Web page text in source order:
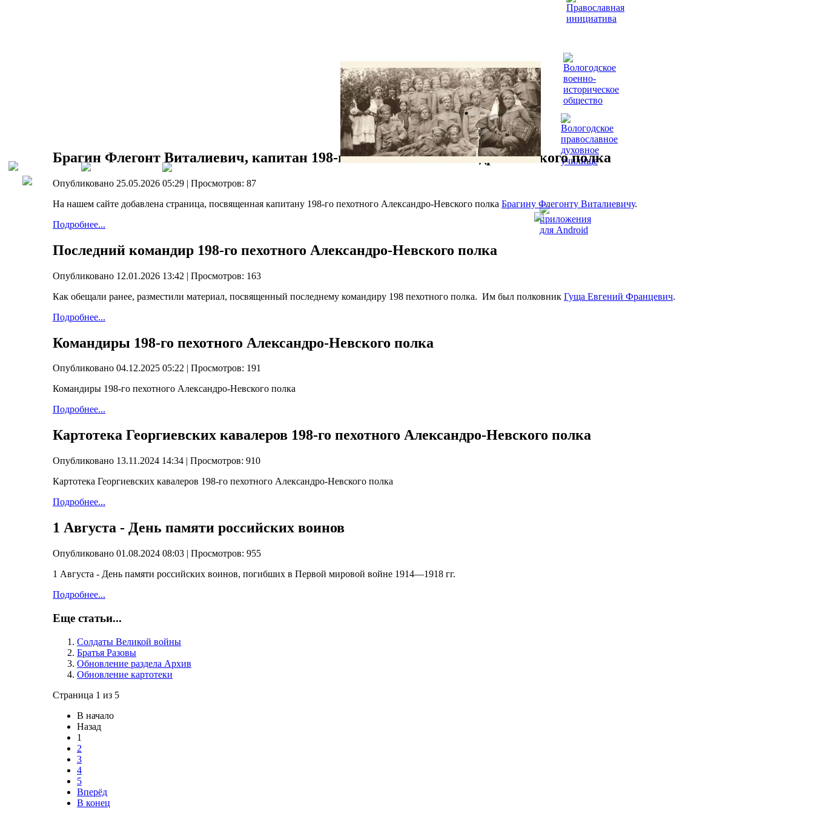
Брагин Флегонт Виталиевич, капитан 198-го пехотного Александро-Невского полка
Опубликовано 25.05.2026 05:29 | Просмотров: 87
На нашем сайте добавлена страница, посвященная капитану 198-го пехотного Александро-Невского полка Брагину Флегонту Виталиевичу.
Подробнее...
Последний командир 198-го пехотного Александро-Невского полка
Опубликовано 12.01.2026 13:42 | Просмотров: 163
Как обещали ранее, разместили материал, посвященный последнему командиру 198 пехотного полка. Им был полковник Гуща Евгений Францевич.
Подробнее...
Командиры 198-го пехотного Александро-Невского полка
Опубликовано 04.12.2025 05:22 | Просмотров: 191
Командиры 198-го пехотного Александро-Невского полка
Подробнее...
Картотека Георгиевских кавалеров 198-го пехотного Александро-Невского полка
Опубликовано 13.11.2024 14:34 | Просмотров: 910
Картотека Георгиевских кавалеров 198-го пехотного Александро-Невского полка
Подробнее...
1 Августа - День памяти российских воинов
Опубликовано 01.08.2024 08:03 | Просмотров: 955
1 Августа - День памяти российских воинов, погибших в Первой мировой войне 1914—1918 гг.
Подробнее...
Еще статьи...
Солдаты Великой войны
Братья Разовы
Обновление раздела Архив
Обновление картотеки
Страница 1 из 5
В начало
Назад
1
2
3
4
5
Вперёд
В конец